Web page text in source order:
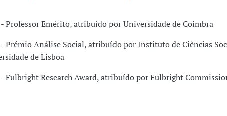
Professor Emérito, atribuído por Universidade de Coimbra
Prémio Análise Social, atribuído por Instituto de Ciências
de Lisboa
Fulbright Research Award, atribuído por Fulbright